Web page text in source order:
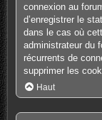
connexion au
d’enregistrer le
dans le cas où
administrateur du
récurrents de
supprimer les
Haut